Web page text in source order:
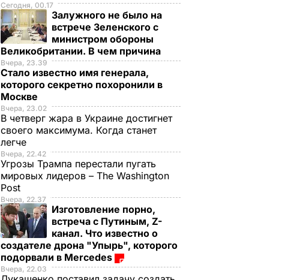
Сегодня, 00.17
Залужного не было на
встрече Зеленского с
министром обороны
Великобритании. В чем причина
Вчера, 23.39
Стало известно имя генерала,
которого секретно похоронили в
Москве
Вчера, 23.02
В четверг жара в Украине достигнет
своего максимума. Когда станет
легче
Вчера, 22.42
Угрозы Трампа перестали пугать
мировых лидеров – The Washington
Post
Вчера, 22.37
Изготовление порно,
встреча с Путиным, Z-
канал. Что известно о
создателе дрона "Упырь", которого
подорвали в Mercedes
Вчера, 22.03